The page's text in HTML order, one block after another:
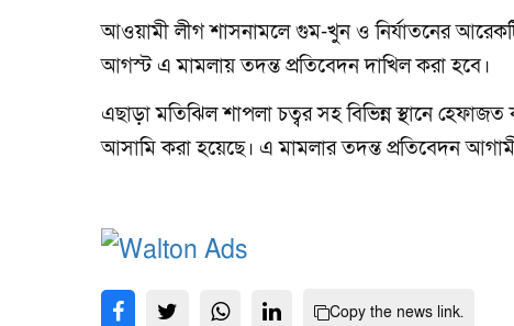
আওয়ামী লীগ শাসনামলে গুম-খুন ও নির্যাতনের
আগস্ট এ মামলায় তদন্ত প্রতিবেদন দাখিল করা হবে।
এছাড়া মতিঝিল শাপলা চত্বর সহ বিভিন্ন স্থানে
আসামি করা হয়েছে। এ মামলার তদন্ত প্রতিবেদন
Copy the news link.